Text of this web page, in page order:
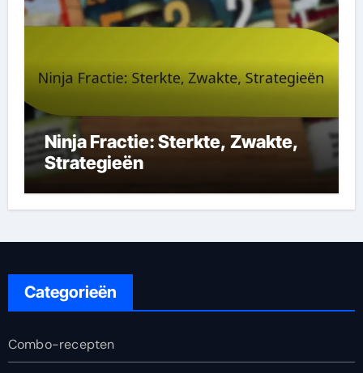
Ninja Fractie: Sterkte, Zwakte,
Strategieën
Categorieën
Combo-recepten